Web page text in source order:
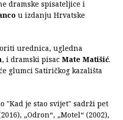
dramske spisateljice i
u izdanju Hrvatske
urednica, ugledna
, i dramski pisac Mate Matišić.
glumci Satiričkog kazališta
"Kad je stao svijet" sadrži pet
„Odron“, „Motel“ (2002),